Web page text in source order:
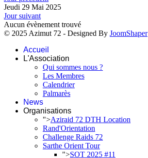
Jeudi 29 Mai 2025
Jour suivant
Aucun évènement trouvé
© 2025 Azimut 72 - Designed By JoomShaper
Accueil
L'Association
Qui sommes nous ?
Les Membres
Calendrier
Palmarès
News
Organisations
">Aziraid 72 DTH Location
Rand'Orientation
Challenge Raids 72
Sarthe Orient Tour
">SOT 2025 #11